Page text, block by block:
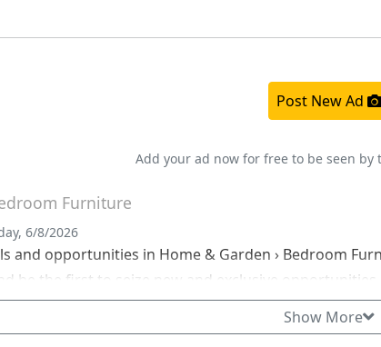
Add your ad now for free to be seen by
Furniture
6/8/2026
and opportunities in Home & Garden › Bedroom
be the first to seize new and exclusive opportunities
Show More